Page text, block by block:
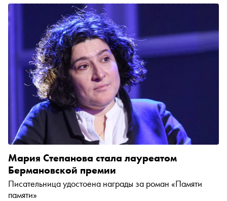
Мария Степанова стала лауреатом
Бермановской премии
Писательница удостоена награды за роман «Памяти
памяти»